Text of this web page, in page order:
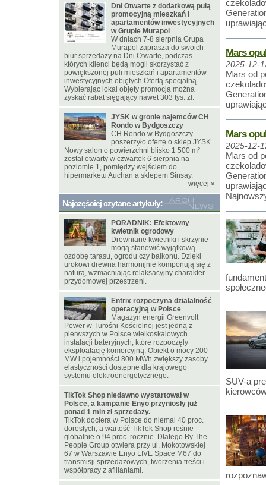
Mars
2025-12-
Mars od
Mars
2025-12-
Mars od
SUV-a
Dni Otwarte z dodatkową pulą
promocyjną mieszkań i
apartamentów inwestycyjnych
w Grupie Murapol
W dniach 7-8 sierpnia Grupa
Murapol zaprasza do swoich
biur sprzedaży na Dni Otwarte, podczas
których klienci będą mogli skorzystać z
powiększonej puli mieszkań i apartamentów
inwestycyjnych objętych Ofertą specjalną.
Wybierając lokal objęty promocją można
zyskać rabat sięgający nawet 303 tys. zł.
JYSK w gronie najemców CH
Rondo w Bydgoszczy
CH Rondo w Bydgoszczy
poszerzyło ofertę o sklep JYSK.
Nowy salon o powierzchni blisko 1 500 m²
został otwarty w czwartek 6 sierpnia na
poziomie 1, pomiędzy wejściem do
hipermarketu Auchan a sklepem Sinsay.
więcej »
Najczęściej czytane artykuły:
PORADNIK: Efektowny
kwietnik ogrodowy
Drewniane kwietniki i skrzynie
mogą stanowić wyjątkową
ozdobę tarasu, ogrodu czy balkonu. Dzięki
urokowi drewna harmonijnie komponują się z
naturą, wzmacniając relaksacyjny charakter
przydomowej przestrzeni.
Entrix rozpoczyna działalność
operacyjną w Polsce
Magazyn energii Greenvolt
Power w Turośni Kościelnej jest jedną z
pierwszych w Polsce wielkoskalowych
instalacji bateryjnych, które rozpoczęły
eksploatację komercyjną. Obiekt o mocy 200
MW i pojemności 800 MWh zwiększy zasoby
elastyczności dostępne dla krajowego
systemu elektroenergetycznego.
TikTok Shop niedawno wystartował w
Polsce, a kampanie Enyo przyniosły już
ponad 1 mln zł sprzedaży.
TikTok dociera w Polsce do niemal 40 proc.
dorosłych, a wartość TikTok Shop rośnie
globalnie o 94 proc. rocznie. Dlatego By The
People Group otwiera przy ul. Mokotowskiej
67 w Warszawie Enyo LIVE Space M67 do
transmisji sprzedażowych, tworzenia treści i
współpracy z afiliantami.